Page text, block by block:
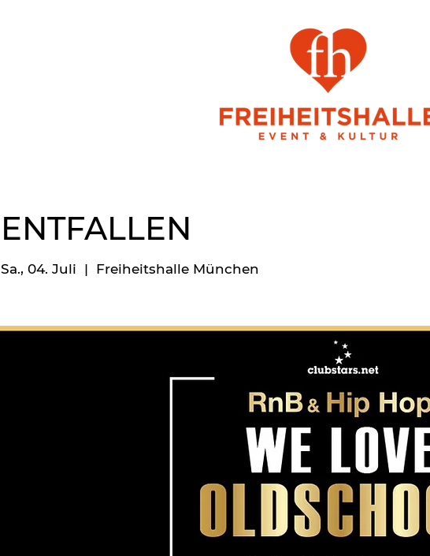
ENTFALLEN
Sa., 04. Juli
  |
Freiheitshalle München